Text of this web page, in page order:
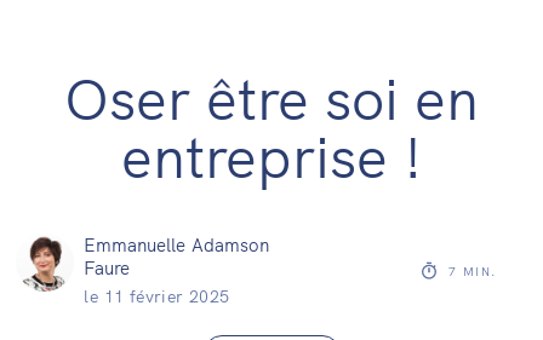
Oser être soi en
entreprise !
Emmanuelle Adamson
Faure
le 11 février 2025
7 MIN.